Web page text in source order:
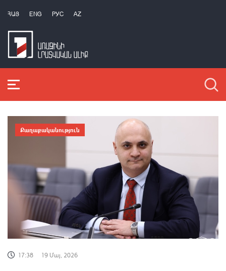
ՀԱՅ ENG РУС AZ
Քաղաքականություն
17:38 19 Մայ, 2026